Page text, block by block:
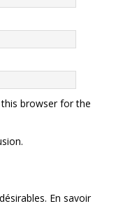
browser for the
En savoir